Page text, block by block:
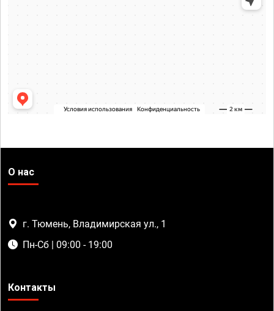
О нас
г. Тюмень, Владимирская ул., 1
Пн-Сб | 09:00 - 19:00
Контакты